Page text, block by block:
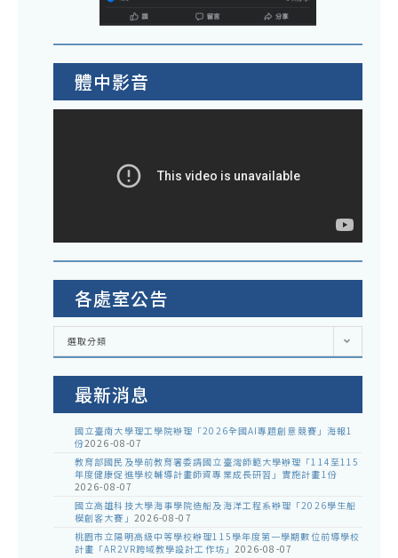
體中影音
各處室公告
各
室
選取分類
最新消息
國立臺南大學理工學院辦理「2026全國AI專題創意競賽」海報1
份2026-08-07
教育部國民及學前教育署委請國立臺灣師範大學辦理「114至115
年度健康促進學校輔導計畫師資專業成長研習」實施計畫1份
2026-08-07
國立高雄科技大學海事學院造船及海洋工程系辦理「2026學生船
模創客大賽」 2026-08-07
桃園市立陽明高級中等學校辦理115學年度第一學期數位前導學校
計畫「AR2VR跨域教學設計工作坊」 2026-08-07